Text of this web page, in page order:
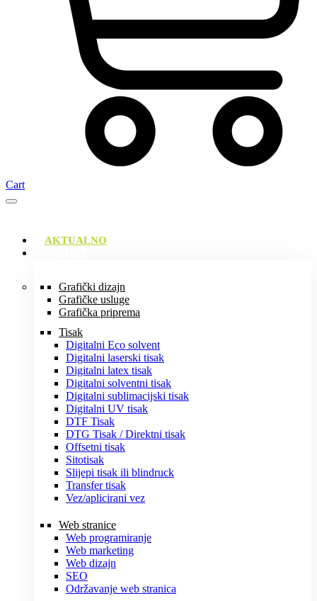
Cart
AKTUALNO
Grafički dizajn
Grafičke usluge
Grafička priprema
Tisak
Digitalni Eco solvent
Digitalni laserski tisak
Digitalni latex tisak
Digitalni solventni tisak
Digitalni sublimacijski tisak
Digitalni UV tisak
DTF Tisak
DTG Tisak / Direktni tisak
Offsetni tisak
Sitotisak
Slijepi tisak ili blindruck
Transfer tisak
Vez/aplicirani vez
Web stranice
Web programiranje
Web marketing
Web dizajn
SEO
Održavanje web stranica